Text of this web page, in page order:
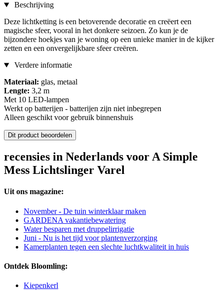
Beschrijving
Deze lichtketting is een betoverende decoratie en creëert een
magische sfeer, vooral in het donkere seizoen. Zo kun je de
bijzondere hoekjes van je woning op een unieke manier in de kijker
zetten en een onvergelijkbare sfeer creëren.
Verdere informatie
Materiaal: glas, metaal
Lengte: 3,2 m
Met 10 LED-lampen
Werkt op batterijen - batterijen zijn niet inbegrepen
Alleen geschikt voor gebruik binnenshuis
Dit product beoordelen
recensies in Nederlands voor A Simple
Mess Lichtslinger Varel
Uit ons magazine:
November - De tuin winterklaar maken
GARDENA vakantiebewatering
Water besparen met druppelirrigatie
Juni - Nu is het tijd voor plantenverzorging
Kamerplanten tegen een slechte luchtkwaliteit in huis
Ontdek Bloomling:
Kiepenkerl